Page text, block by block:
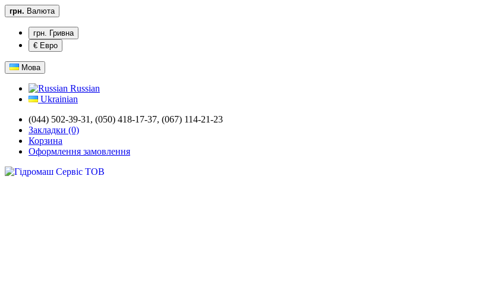
грн. Валюта
грн. Гривна
€ Евро
Мова
Russian
Ukrainian
(044) 502-39-31, (050) 418-17-37, (067) 114-21-23
Закладки (0)
Корзина
Оформлення замовлення